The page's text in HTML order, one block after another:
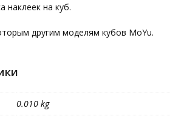
наклеек на куб.
другим моделям кубов MoYu.
0.010 kg